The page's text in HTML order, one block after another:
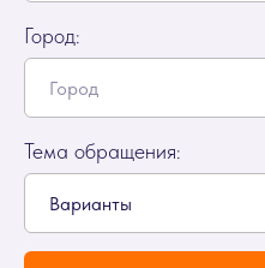
Город:
Тема обращения: